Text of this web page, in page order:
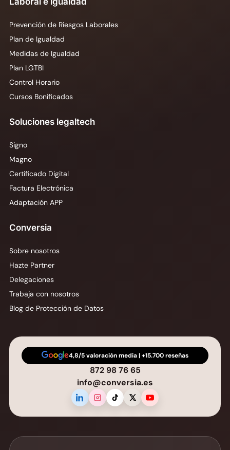
Prevención de Riesgos Laborales
Plan de Igualdad
Medidas de Igualdad
Plan LGTBI
Control Horario
Cursos Bonificados
Soluciones legaltech
Signo
Magno
Certificado Digital
Factura Electrónica
Adaptación APP
Conversia
Sobre nosotros
Hazte Partner
Delegaciones
Trabaja con nosotros
Blog de Protección de Datos
4,8/5 valoración media | +15.700 reseñas
872 98 76 65
info@conversia.es